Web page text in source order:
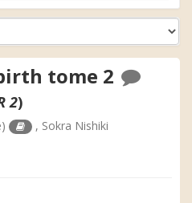
tome 2
2)
, Sokra Nishiki